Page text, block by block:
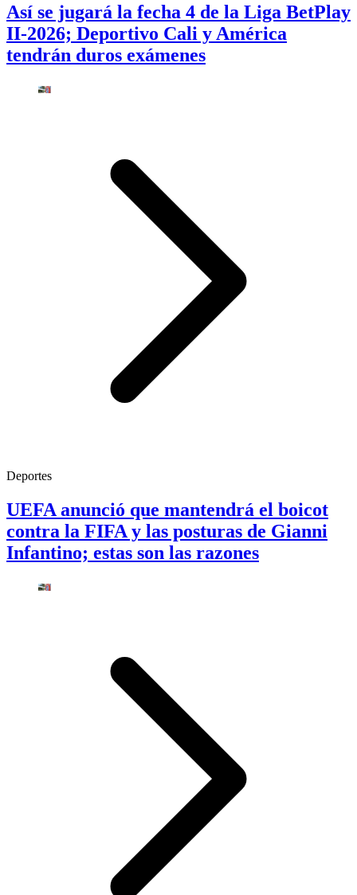
Así se jugará la fecha 4 de la Liga BetPlay
II-2026; Deportivo Cali y América
tendrán duros exámenes
Deportes
UEFA anunció que mantendrá el boicot
contra la FIFA y las posturas de Gianni
Infantino; estas son las razones